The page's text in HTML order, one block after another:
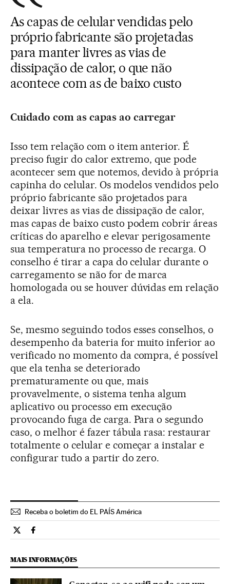
As capas de celular vendidas pelo
próprio fabricante são projetadas
para manter livres as vias de
dissipação de calor, o que não
acontece com as de baixo custo
Cuidado com as capas ao carregar
Isso tem relação com o item anterior. É
preciso fugir do calor extremo, que pode
acontecer sem que notemos, devido à própria
capinha do celular. Os modelos vendidos pelo
próprio fabricante são projetados para
deixar livres as vias de dissipação de calor,
mas capas de baixo custo podem cobrir áreas
críticas do aparelho e elevar perigosamente
sua temperatura no processo de recarga. O
conselho é tirar a capa do celular durante o
carregamento se não for de marca
homologada ou se houver dúvidas em relação
a ela.
Se, mesmo seguindo todos esses conselhos, o
desempenho da bateria for muito inferior ao
verificado no momento da compra, é possível
que ela tenha se deteriorado
prematuramente ou que, mais
provavelmente, o sistema tenha algum
aplicativo ou processo em execução
provocando fuga de carga. Para o segundo
caso, o melhor é fazer tábula rasa: restaurar
totalmente o celular e começar a instalar e
configurar tudo a partir do zero.
Receba o boletim do EL PAÍS América
Tecnologia El País Brasil en Twitter
Tecnologia El País Brasil en Facebook
MAIS INFORMAÇÕES